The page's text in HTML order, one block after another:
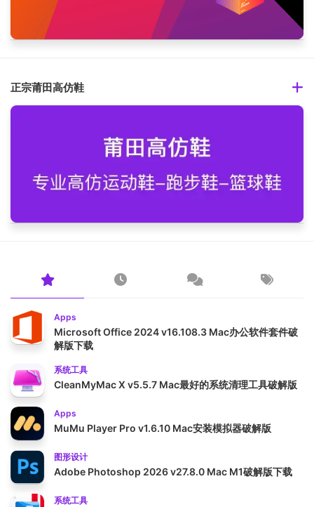
正宗莆田高仿鞋
Apps
Microsoft Office 2024 v16.108.3 Mac办公软件套件破
解版下载
系统工具
CleanMyMac X v5.5.7 Mac最好的系统清理工具破解版
Apps
MuMu Player Pro v1.6.10 Mac安装模拟器破解版
图形设计
Adobe Photoshop 2026 v27.8.0 Mac M1破解版下载
系统工具